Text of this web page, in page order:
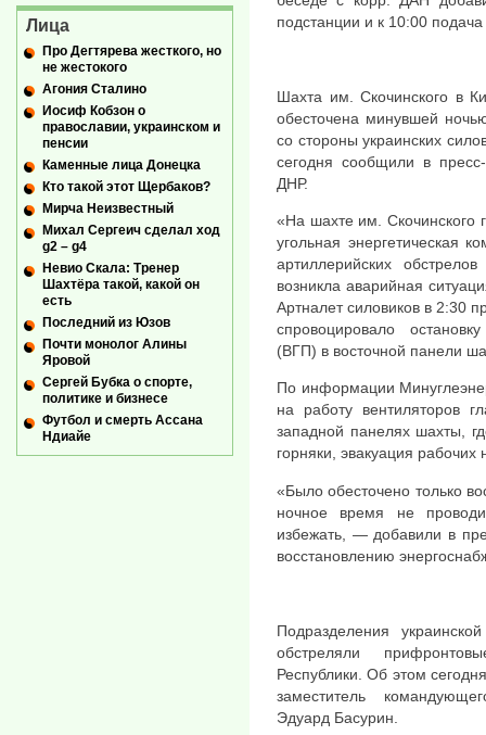
подстанции и к 10:00
Шахта им. Скочинского в
обесточена минувшей
со стороны украинских
сегодня сообщили в
ДНР.
«На шахте им. Скочинского
угольная энергетическая
артиллерийских
возникла аварийная
Артналет силовиков в 2:30
спровоцировало
(ВГП) в восточной панели
По информации
на работу вентиляторов
западной панелях шахты,
горняки, эвакуация рабочих
«Было обесточено только
ночное время не
избежать, — добавили в
восстановлению
Подразделения
обстреляли
Республики. Об этом
заместитель
Эдуард Басурин.
Лица
Про Дегтярева жесткого, но
не жестокого
Агония Сталино
Иосиф Кобзон о
православии, украинском и
пенсии
Каменные лица Донецка
Кто такой этот Щербаков?
Мирча Неизвестный
Михал Сергеич сделал ход
g2 – g4
Невио Скала: Тренер
Шахтёра такой, какой он
есть
Последний из Юзов
Почти монолог Алины
Яровой
Сергей Бубка о спорте,
политике и бизнесе
Футбол и смерть Ассана
Ндиайе